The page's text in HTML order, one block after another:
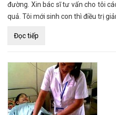
đường. Xin bác sĩ tư vấn cho tôi
quả. Tôi mới sinh con thì điều trị
Đọc tiếp